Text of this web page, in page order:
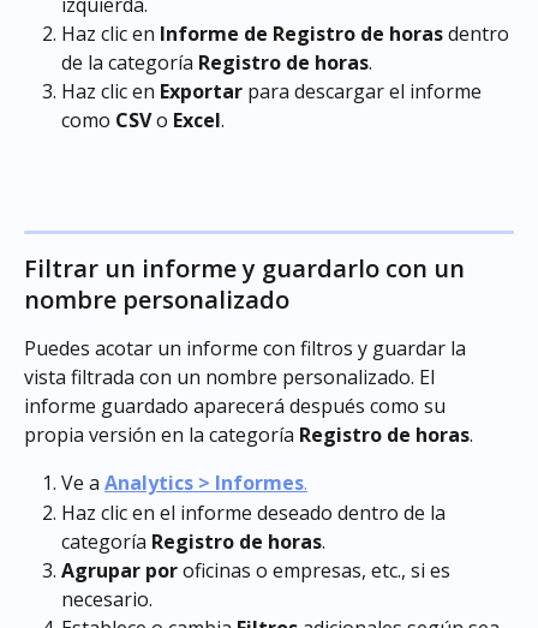
Haz clic en Informe de Registro de horas dentro
de la categoría Registro de horas.
Haz clic en Exportar para descargar el informe
como CSV o Excel.
Filtrar un informe y guardarlo con un
nombre personalizado
Puedes acotar un informe con filtros y guardar la
vista filtrada con un nombre personalizado. El
informe guardado aparecerá después como su
propia versión en la categoría Registro de horas.
Ve a Analytics > Informes.
Haz clic en el informe deseado dentro de la
categoría Registro de horas.
Agrupar por oficinas o empresas, etc., si es
necesario.